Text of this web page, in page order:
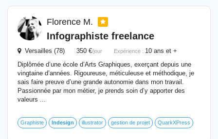
Florence M.
Infographiste freelance
Versailles (78) 350 €/jour Expérience : 10 ans et +
Diplômée d’une école d’Arts Graphiques, exerçant depuis une
vingtaine d’années. Rigoureuse, méticuleuse et méthodique, je
sais faire preuve d’une grande autonomie dans mon travail.
Passionnée par mon métier, je prends soin d’y apporter des
valeurs ...
Graphiste Indesign illustrator gestion de projet QuarkXPress